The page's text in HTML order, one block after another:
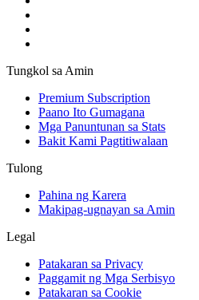
Tungkol sa Amin
Premium Subscription
Paano Ito Gumagana
Mga Panuntunan sa Stats
Bakit Kami Pagtitiwalaan
Tulong
Pahina ng Karera
Makipag-ugnayan sa Amin
Legal
Patakaran sa Privacy
Paggamit ng Mga Serbisyo
Patakaran sa Cookie